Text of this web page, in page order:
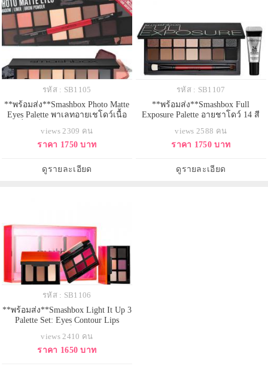
รหัส : SB1105
**พร้อมส่ง**Smashbox Photo Matte
Eyes Palette พาเลทอายเชโดว์เนื้อ
ร์ และเขียนคิ้ว พร้อมแปรง2 หัว
สำหรับทาอายเชโดว์ และเขียนอาย
เลทที่ครบมากๆ สำหรับการแต่ง
ดวงตาให้คมสวยโดดเด่น เนื้อสีแน่น
views 2309 คน
ราคา 1750 บาท
ดูรายละเอียด
รหัส : SB1107
**พร้อมส่ง**Smashbox Full
Exposure Palette อายชาโดว์ 14 สี
อายไพร์มเมอร์ที่ช่วยให้อายเชโดว์
ติดทนนานยิ่งขึ้น สามารถใช้เติม
ประกอบด้วยอายชาโดว์เนื้อ Matte
และ เนื้อ Shimmer ใน Natural look
views 2588 คน
ราคา 1750 บาท
ดูรายละเอียด
รหัส : SB1106
**พร้อมส่ง**Smashbox Light It Up 3
Palette Set: Eyes Contour Lips
โดว์ และ ลิปสติก เนื้อดีติดทน ทา
แล้วเนียน ที่ทำให้คุณดูสว่างและ
views 2410 คน
ราคา 1650 บาท